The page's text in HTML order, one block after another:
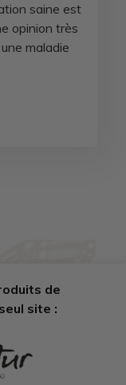
saine est
opinion très
maladie
de
site :